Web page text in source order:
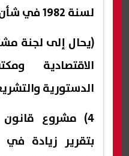
لسنة 1982 في شأن سجل المستوردين.
(يحال إلى لجنة
الاقتصادية
الدستورية
4) مشروع
بتقرير زيادة في